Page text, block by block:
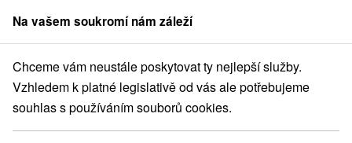
člen skupinySorger
Prešovský kraj Vysoké Tatry Čierny štít Vysoké Tatry
Čierny štít Vysoké Tatry
Na vašem soukromí nám záleží
Chceme vám neustále poskytovat ty nejlepší služby.
Vzhledem k platné legislativě od vás ale potřebujeme
souhlas s používáním souborů cookies.